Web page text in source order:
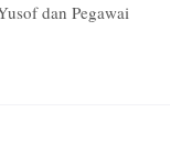
dan Pegawai